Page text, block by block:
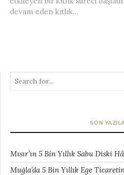
devam eden kıtlık...
SON
Mısır’ın 5 Bin Yıllık Sabu Diski
Muğla’da 5 Bin Yıllık Ege